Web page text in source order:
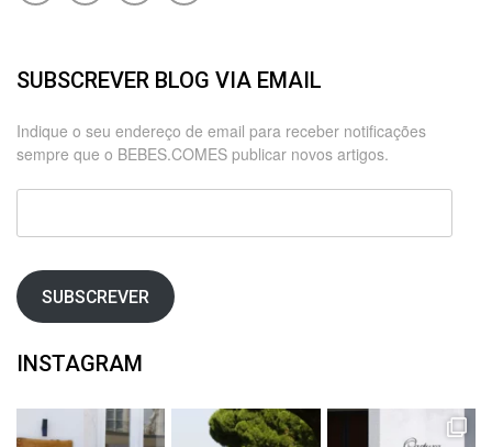
SUBSCREVER BLOG VIA EMAIL
Indique o seu endereço de email para receber notificações
sempre que o BEBES.COMES publicar novos artigos.
SUBSCREVER
INSTAGRAM